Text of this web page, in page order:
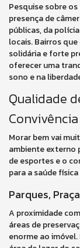
Pesquise sobre
presença de
públicas, da
locais. Bairros
solidária e forte
oferecer uma
sono e na
Qualidade
Convivência
Morar bem vai
ambiente externo
de esportes e o
para a saúde
Parques,
A proximidade
áreas de
enorme ao